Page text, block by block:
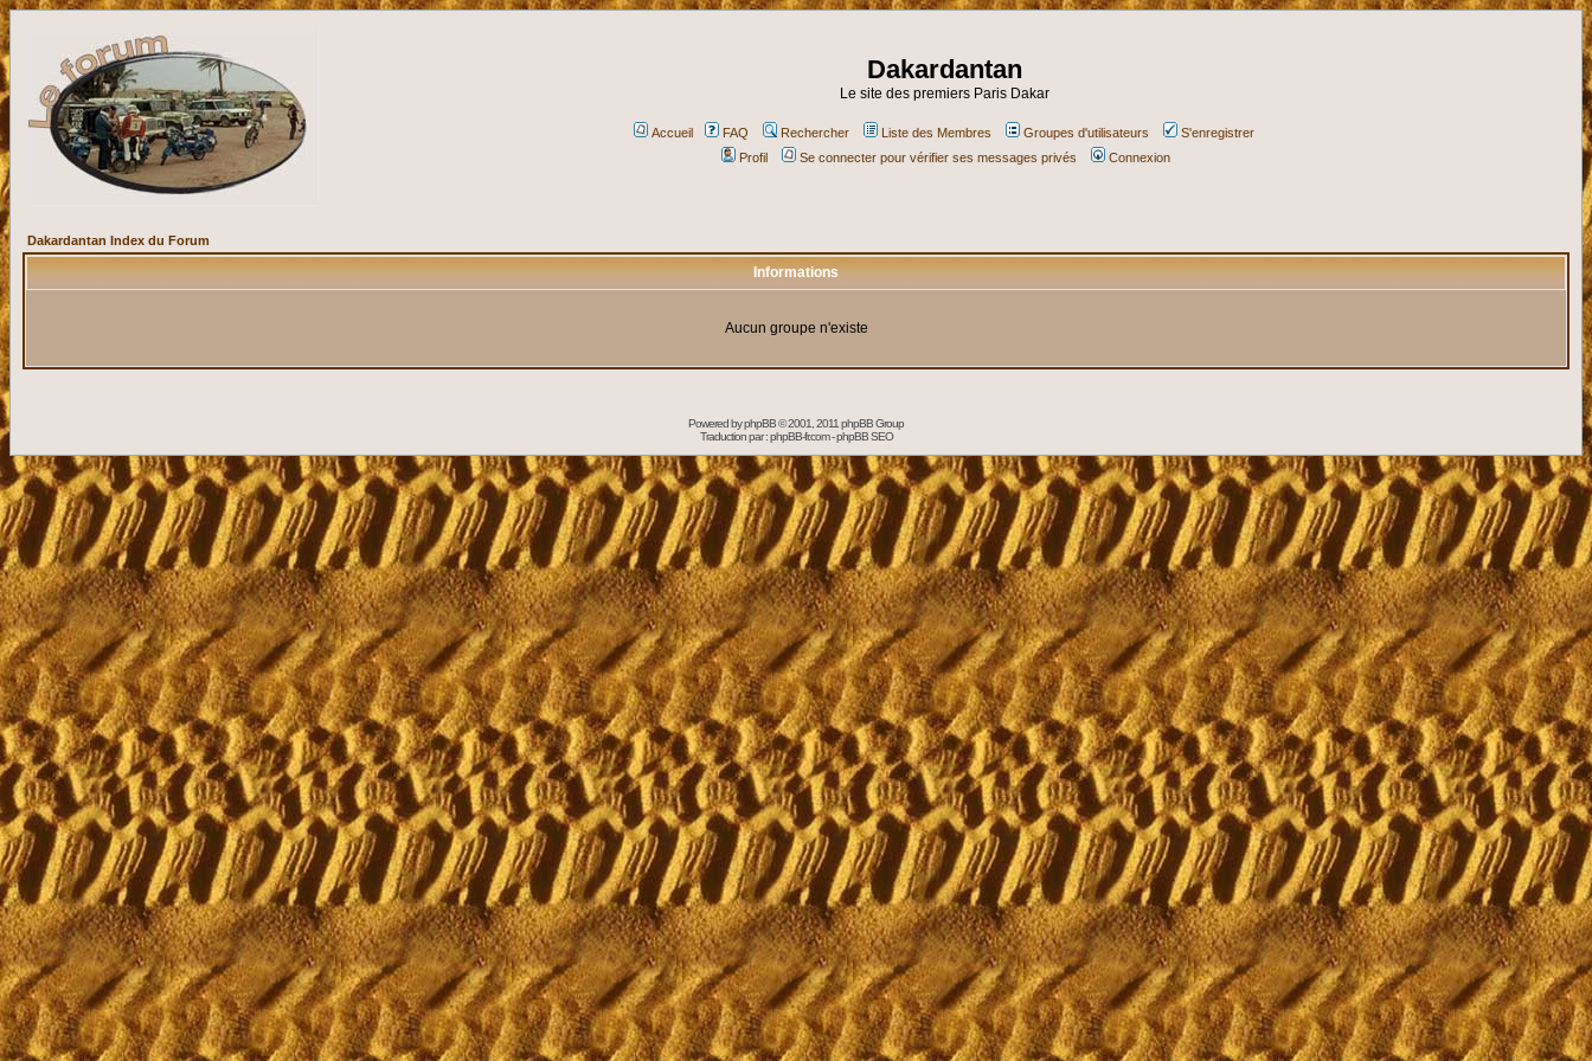
Dakardantan
Le site des premiers Paris Dakar
Accueil FAQ Rechercher Liste des Membres Groupes d'utilisateurs
S'enregistrer
Profil
Se connecter pour vérifier ses messages privés Connexion
Dakardantan Index du Forum
Informations
Aucun groupe n'existe
Powered byphpBB© 2001, 2011 phpBB Group
Traduction par :phpBB-fr.com-phpBB SEO